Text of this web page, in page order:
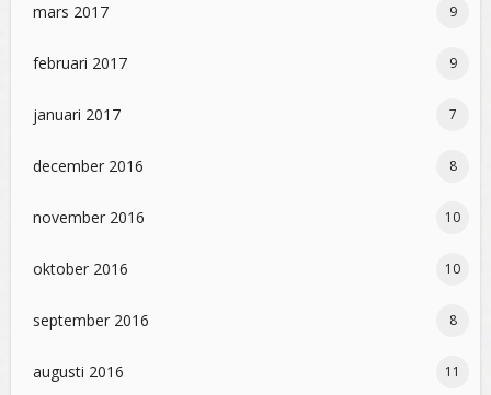
mars 2017 9
februari 2017 9
januari 2017 7
december 2016 8
november 2016 10
oktober 2016 10
september 2016 8
augusti 2016 11